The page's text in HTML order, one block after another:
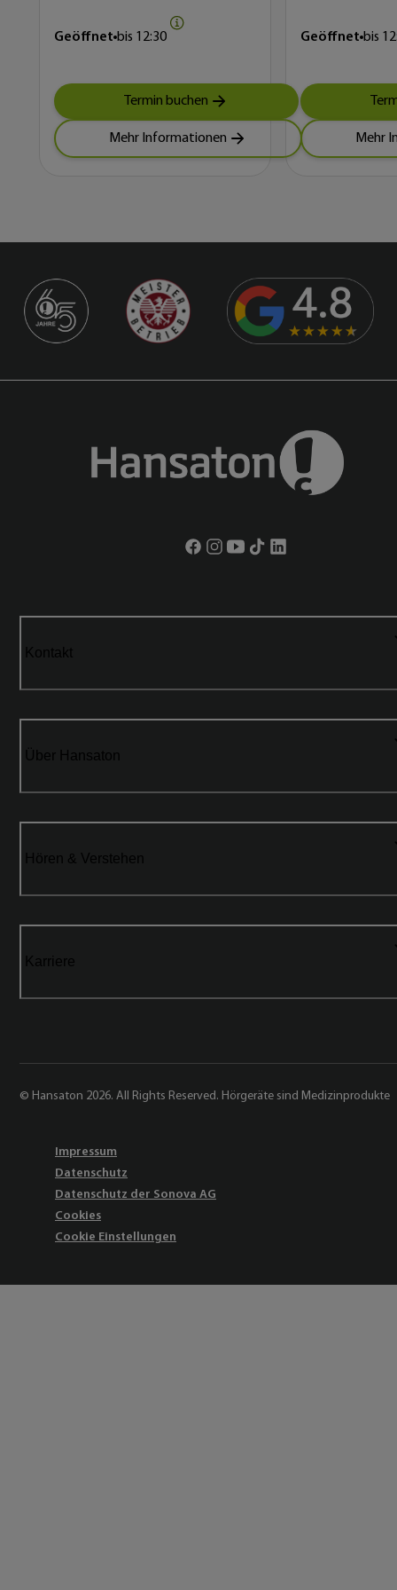
Geöffnet bis 12:30
Termin buchen
Mehr Informationen
Geöffnet bis
Mehr
Kontakt
Über Hansaton
Hören & Verstehen
Karriere
© Hansaton 2026. All Rights Reserved. Hörgeräte sind Medizinprodukte
Impressum
Datenschutz
Datenschutz der Sonova AG
Cookies
Cookie Einstellungen